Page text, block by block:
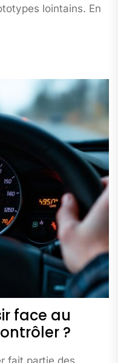
lointains. En
face au
?
fait partie des